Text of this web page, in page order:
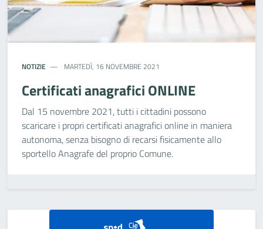
NOTIZIE MARTEDÌ, 16 NOVEMBRE 2021
Certificati anagrafici ONLINE
Dal 15 novembre 2021, tutti i cittadini possono
scaricare i propri certificati anagrafici online in maniera
autonoma, senza bisogno di recarsi fisicamente allo
sportello Anagrafe del proprio Comune.